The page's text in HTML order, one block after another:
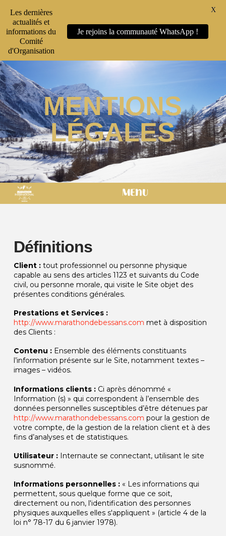
MENTIONS
LÉGALES
MENU
Définitions
Client : tout professionnel ou personne physique
capable au sens des articles 1123 et suivants du Code
civil, ou personne morale, qui visite le Site objet des
présentes conditions générales.
Prestations et Services :
http://www.marathondebessans.com met à disposition
des Clients :
Contenu : Ensemble des éléments constituants
l’information présente sur le Site, notamment textes –
images – vidéos.
Informations clients : Ci après dénommé «
Information (s) » qui correspondent à l’ensemble des
données personnelles susceptibles d’être détenues par
http://www.marathondebessans.com pour la gestion de
votre compte, de la gestion de la relation client et à des
fins d’analyses et de statistiques.
Utilisateur : Internaute se connectant, utilisant le site
susnommé.
Informations personnelles : « Les informations qui
permettent, sous quelque forme que ce soit,
directement ou non, l'identification des personnes
physiques auxquelles elles s'appliquent » (article 4 de la
loi n° 78-17 du 6 janvier 1978).
Les dernières
actualités et
informations du
Comité
d'Organisation
Je rejoins la communauté WhatsApp !
X